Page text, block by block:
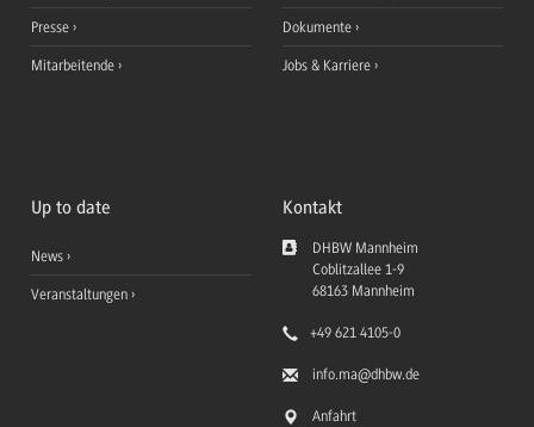
Presse
Mitarbeitende
Dokumente
Jobs & Karriere
Up to date
News
Veranstaltungen
Kontakt
DHBW Mannheim
Coblitzallee 1-9
68163 Mannheim
+49 621 4105-0
info.ma@dhbw.de
Anfahrt